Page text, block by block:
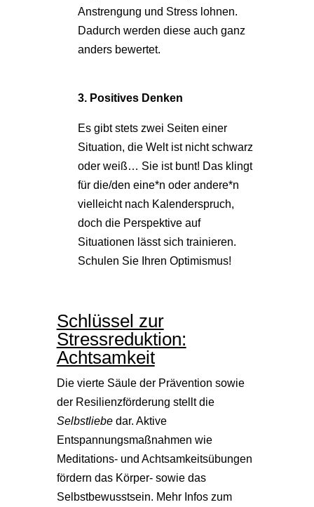
Anstrengung und Stress lohnen.
Dadurch werden diese auch ganz
anders bewertet.
3. Positives Denken
Es gibt stets zwei Seiten einer
Situation, die Welt ist nicht schwarz
oder weiß… Sie ist bunt! Das klingt
für die/den eine*n oder andere*n
vielleicht nach Kalenderspruch,
doch die Perspektive auf
Situationen lässt sich trainieren.
Schulen Sie Ihren Optimismus!
Schlüssel zur
Stressreduktion:
Achtsamkeit
Die vierte Säule der Prävention sowie
der Resilienzförderung stellt die
Selbstliebedar. Aktive
Entspannungsmaßnahmen wie
Meditations- und Achtsamkeitsübungen
fördern das Körper- sowie das
Selbstbewusstsein. Mehr Infos zum